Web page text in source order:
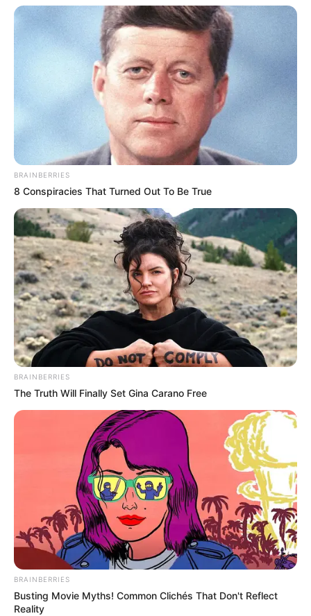
Δείτε όλες τις τελευταίεςΕιδήσεις από την Ελλάδα και
τον Κόσμο, τη στιγμή που συμβαίνουν, στοNewstok.gr
BRAINBERRIES
8 Conspiracies That Turned Out To Be True
BRAINBERRIES
The Truth Will Finally Set Gina Carano Free
BRAINBERRIES
Busting Movie Myths! Common Clichés That Don't Reflect
Reality